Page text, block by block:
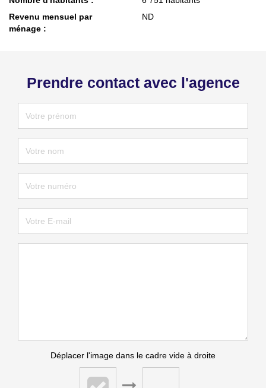
Revenu mensuel par
ménage :
ND
Prendre contact avec l'agence
Déplacer l'image dans le cadre vide à droite